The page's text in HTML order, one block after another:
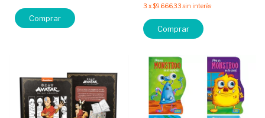
Comprar
3 x$9.666,33 sin interés